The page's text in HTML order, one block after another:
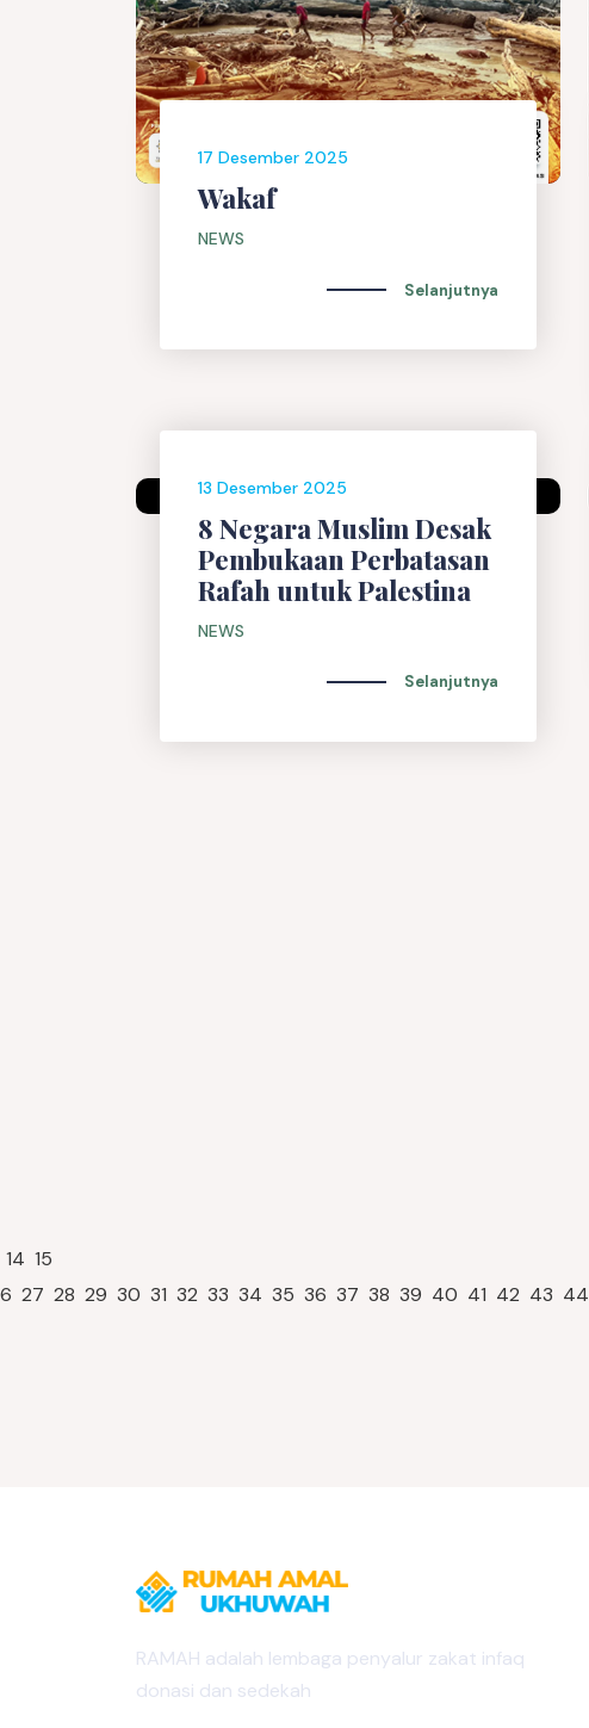
17 Desember 2025
Wakaf
NEWS
Selanjutnya
13 Desember 2025
8 Negara Muslim Desak
Pembukaan Perbatasan
Rafah untuk Palestina
NEWS
Selanjutnya
14 15
27 28 29 30 31 32 33 34 35 36 37 38 39 40 41 42 43 44
RAMAH adalah lembaga penyalur zakat infaq
donasi dan sedekah